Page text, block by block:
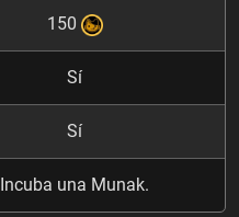
150
Sí
Sí
Incuba una Munak.